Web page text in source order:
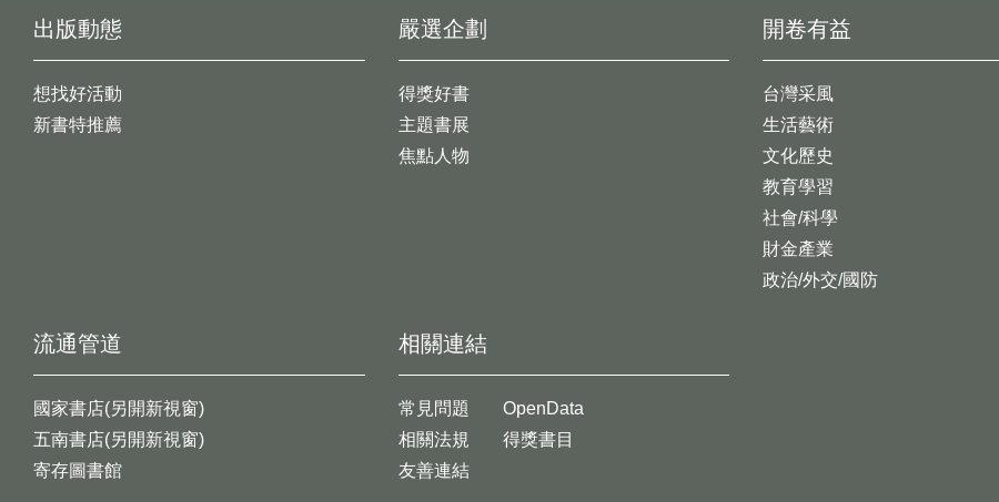
出版動態
想找好活動
新書特推薦
開卷有益
台灣采風
生活藝術
文化歷史
教育學習
社會/科學
財金產業
政治/外交/國防
嚴選企劃
得獎好書
主題書展
焦點人物
流通管道
國家書店(另開新視窗)
五南書店(另開新視窗)
寄存圖書館
相關連結
常見問題
相關法規
友善連結
OpenData
得獎書目